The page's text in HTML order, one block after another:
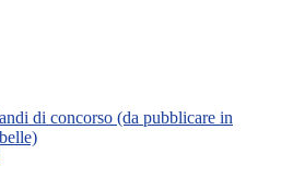
di concorso (da pubblicare in